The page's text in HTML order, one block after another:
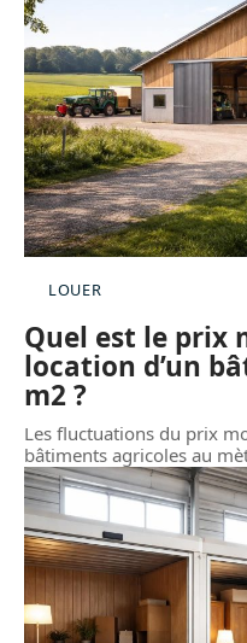
LOUER
Quel est le prix
location d’un
m2 ?
Les fluctuations du prix
bâtiments agricoles au